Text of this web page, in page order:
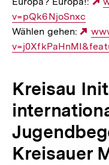
v=pQk6NjoSnxc
Wählen gehen:
Kreisau
Kreisauer